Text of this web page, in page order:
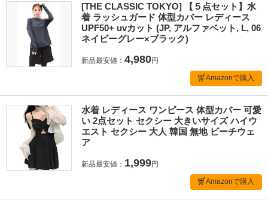
[THE CLASSIC TOKYO] 【５点セット】水
着 ラッシュガード 体型カバー レディース
UPF50+ uvカット (JP, アルファベット, L, 06
ネイビーグレー×ブラック)
新品最安値： 4,980円
Amazonで購入
水着 レディース ワンピース 体型カバー 可愛
い 2点セット セクシー 大きいサイズ ハイウ
エスト セクシー 大人 韓国 無地 ビーチウェ
ア
新品最安値： 1,999円
Amazonで購入